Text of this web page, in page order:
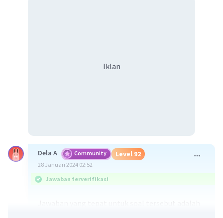
Iklan
Dela A Community Level 92
28 Januari 2024 02:52
Jawaban terverifikasi